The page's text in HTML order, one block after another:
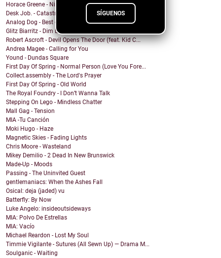
SÍGUENOS
Horace Greene - Nighttime Boi
Desk Job. - Catastrophe
Analog Dog - Best of Me
Glitz Biarritz - Dim Lights
Robert Ascroft - Devil Opens The Door (feat. Kid C...
Andrea Magee - Calling for You
Yound - Dundas Square
First Day Of Spring - Normal Person (Love You Fore...
Collect.assembly - The Lord's Prayer
First Day Of Spring - Old World
The Royal Foundry - I Don’t Wanna Talk
Stepping On Lego - Mindless Chatter
Mall Gag - Tension
MIA -Tu Canción
Moki Hugo - Haze
Magnetic Skies - Fading Lights
Chris Moore - Wasteland
Mikey Demilio - 2 Dead In New Brunswick
Made-Up - Moods
Passing - The Uninvited Guest
gentlemaniacs: When the Ashes Fall
Osical: deja (jaded) vu
Batterfly: By Now
Luke Angelo: insideoutsideways
MIA: Polvo De Estrellas
MIA: Vacío
Michael Reardon - Lost My Soul
Timmie Vigilante - Sutures (All Sewn Up) — Drama M...
Soulganic - Waiting